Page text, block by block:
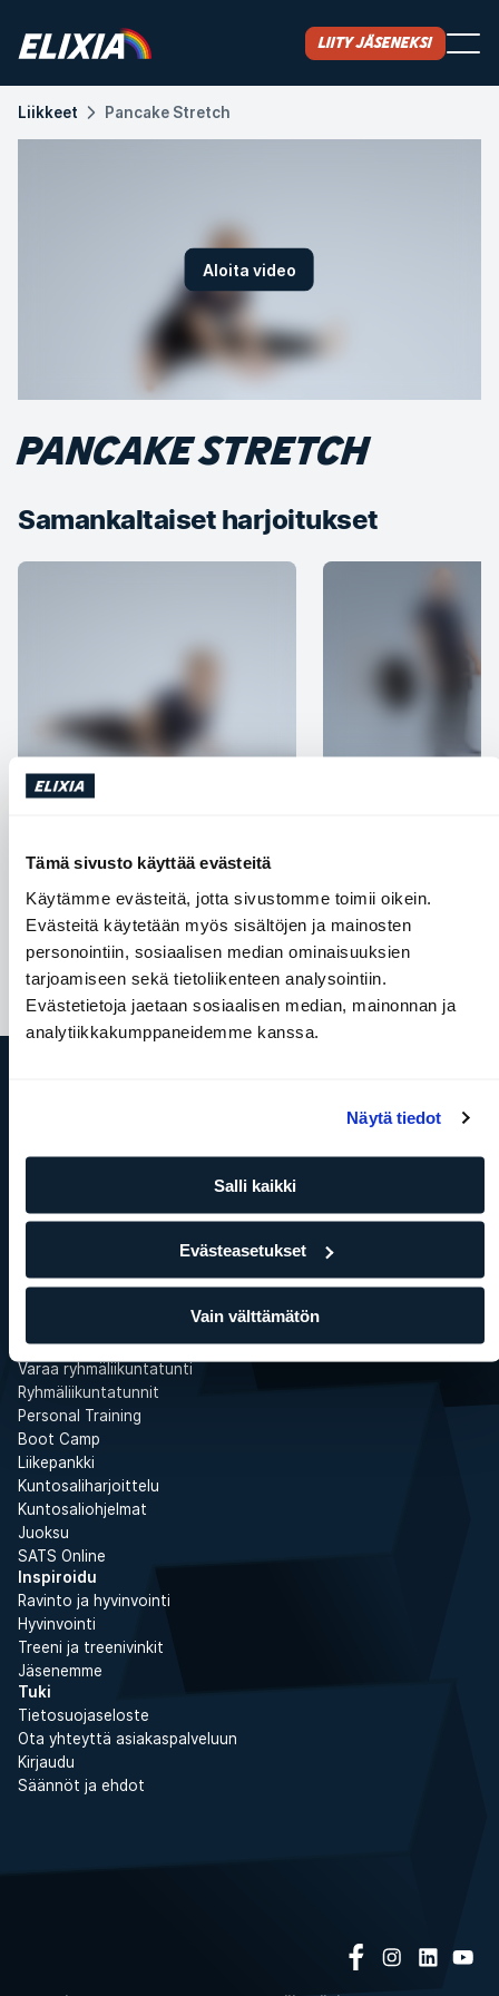
Tämä sivusto käyttää evästeitä
Käytämme evästeitä, jotta sivustomme toimii oikein.
Evästeitä käytetään myös sisältöjen ja mainosten
personointiin, sosiaalisen median ominaisuuksien
tarjoamiseen sekä tietoliikenteen analysointiin.
Evästetietoja jaetaan sosiaalisen median, mainonnan ja
analytiikkakumppaneidemme kanssa.
Näytä tiedot
Salli kaikki
Evästeasetukset
Vain välttämätön
Liity jäseneksi
Liikkeet Pancake Stretch
Aloita video
PANCAKE STRETCH
Samankaltaiset harjoitukset
ELIXIA YRITYSPALVELUT
Media
ELIXIA Rewards
WhistleBlower
Palvelut
Varaa ryhmäliikuntatunti
Ryhmäliikuntatunnit
Personal Training
Boot Camp
Liikepankki
Kuntosaliharjoittelu
Kuntosaliohjelmat
Juoksu
SATS Online
Inspiroidu
Ravinto ja hyvinvointi
Hyvinvointi
Treeni ja treenivinkit
Jäsenemme
Tuki
Tietosuojaseloste
Ota yhteyttä asiakaspalveluun
Kirjaudu
Säännöt ja ehdot